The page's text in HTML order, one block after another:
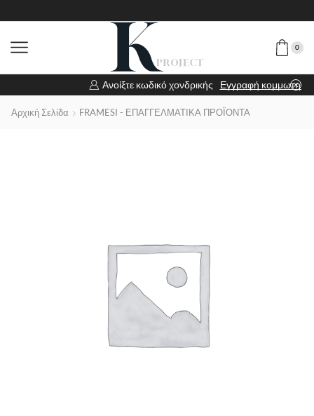
0
Ανοίξτε κωδικό χονδρικής Εγγραφή κομμωτηρίου
Αρχική Σελίδα FRAMESI - ΕΠΑΓΓΕΛΜΑΤΙΚΑ ΠΡΟΪΟΝΤΑ